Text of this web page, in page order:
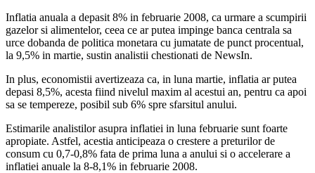
Inflatia anuala a depasit 8% in februarie 2008, ca urmare a scumpirii
gazelor si alimentelor, ceea ce ar putea impinge banca centrala sa
urce dobanda de politica monetara cu jumatate de punct procentual,
la 9,5% in martie, sustin analistii chestionati de NewsIn.
In plus, economistii avertizeaza ca, in luna martie, inflatia ar putea
depasi 8,5%, acesta fiind nivelul maxim al acestui an, pentru ca apoi
sa se tempereze, posibil sub 6% spre sfarsitul anului.
Estimarile analistilor asupra inflatiei in luna februarie sunt foarte
apropiate. Astfel, acestia anticipeaza o crestere a preturilor de
consum cu 0,7-0,8% fata de prima luna a anului si o accelerare a
inflatiei anuale la 8-8,1% in februarie 2008.